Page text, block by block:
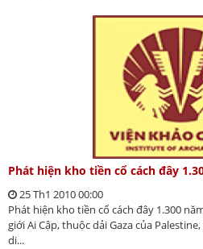
Phát hiện kho tiền cổ cách đây
25 Th1 2010 00:00
Phát hiện kho tiền cổ cách đây 1.300
giới Ai Cập, thuộc dải Gaza của
di...